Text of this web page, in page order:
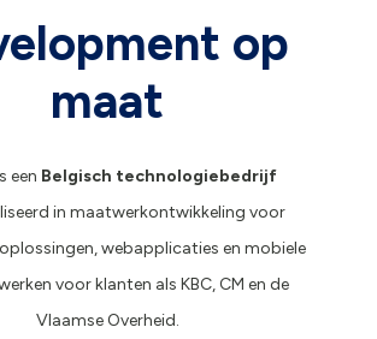
op
maat
een Belgisch technologiebedrijf
in maatwerkontwikkeling voor
webapplicaties en mobiele
voor klanten als KBC, CM en de
Vlaamse Overheid.